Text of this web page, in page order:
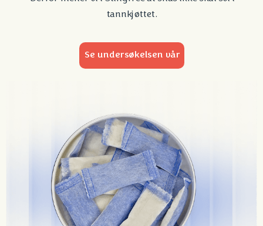
tannkjøttet.
Se undersøkelsen vår